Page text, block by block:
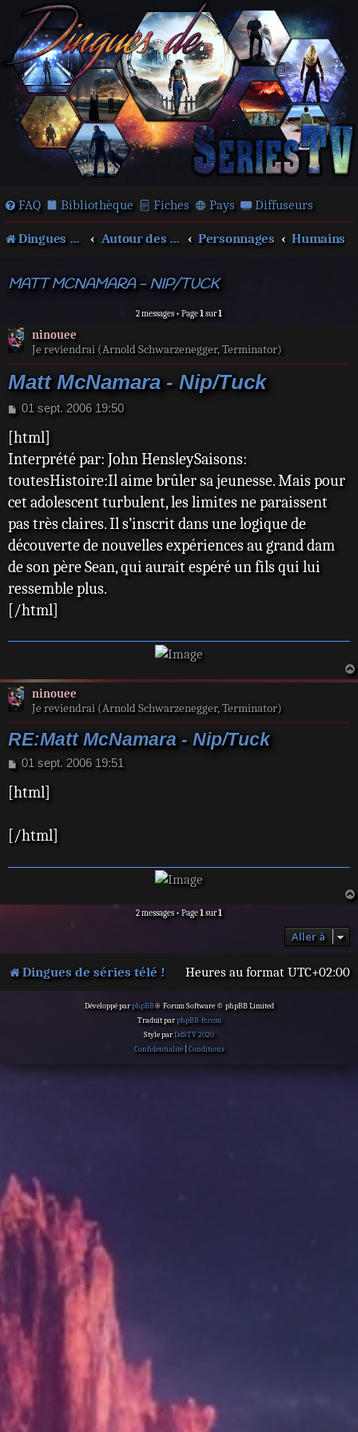
FAQ Bibliothèque Fiches Pays Diffuseurs
Dingues de séries télé ! Autour des films et séries Personnages Humains
MATT MCNAMARA - NIP/TUCK
2 messages • Page1sur1
ninouee
Je reviendrai (Arnold Schwarzenegger, Terminator)
Matt McNamara - Nip/Tuck
M
s
a
g
01 sept. 2006 19:50
[html]
Interprété par: John HensleySaisons:
toutesHistoire:Il aime brûler sa jeunesse. Mais pour
cet adolescent turbulent, les limites ne paraissent
pas très claires. Il s’inscrit dans une logique de
découverte de nouvelles expériences au grand dam
de son père Sean, qui aurait espéré un fils qui lui
ressemble plus.
[/html]
ninouee
Je reviendrai (Arnold Schwarzenegger, Terminator)
RE:Matt McNamara - Nip/Tuck
M
s
g
01 sept. 2006 19:51
[html]
[/html]
2 messages • Page1sur1
Aller à
Dingues de séries télé ! Heures au format UTC+02:00
Développé parphpBB® Forum Software © phpBB Limited
Traduit parphpBB-fr.com
Style parDdSTV 2020
Confidentialité| Conditions